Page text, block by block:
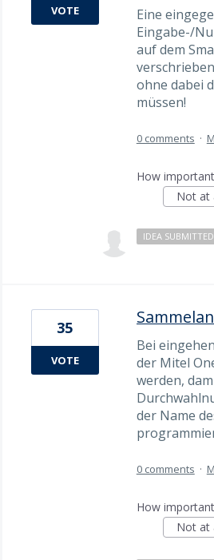
Eine
Eingabe-/
auf dem
ohne dabei
müssen!
VOTE
0 comments ·
How
Not at
IDEA SUBMITTED
Bei
der Mitel
werden,
der Name
35
VOTE
0 comments ·
How
Not at